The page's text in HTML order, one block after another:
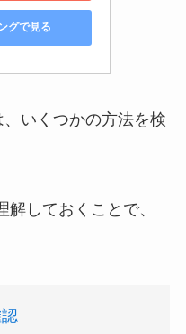
グで見る
いくつかの方法を検
しておくことで、